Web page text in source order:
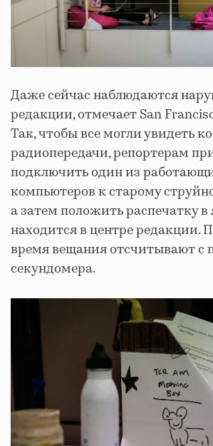
Даже сейчас наблюдаются
редакции, отмечает San
Так, чтобы все могли увидеть
радиопередачи, репортерам
подключить один из
компьютеров к старому
а затем положить распечатку
находится в центре редакции.
время вещания отсчитывают с
секундомера.